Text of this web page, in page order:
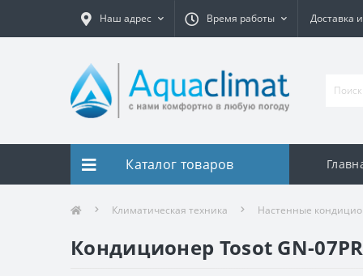
Наш адрес Время работы Доставка
Каталог товаров
Климатическая техника Настенные
Кондиционер Tosot GN-07PR